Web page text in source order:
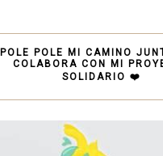
POLE POLE MI CAMINO
COLABORA CON MI
SOLIDARIO ❤️